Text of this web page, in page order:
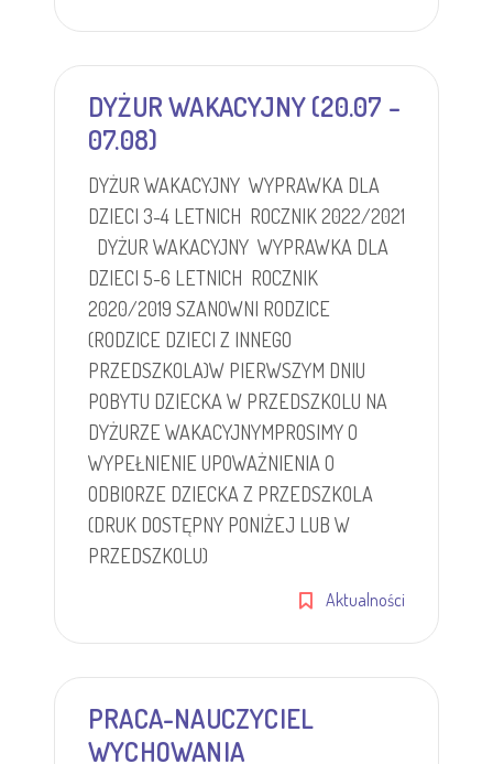
DYŻUR WAKACYJNY (20.07 –
07.08)
DYŻUR WAKACYJNY WYPRAWKA DLA
DZIECI 3-4 LETNICH ROCZNIK 2022/2021
DYŻUR WAKACYJNY WYPRAWKA DLA
DZIECI 5-6 LETNICH ROCZNIK
2020/2019 SZANOWNI RODZICE
(RODZICE DZIECI Z INNEGO
PRZEDSZKOLA)W PIERWSZYM DNIU
POBYTU DZIECKA W PRZEDSZKOLU NA
DYŻURZE WAKACYJNYMPROSIMY O
WYPEŁNIENIE UPOWAŻNIENIA O
ODBIORZE DZIECKA Z PRZEDSZKOLA
(DRUK DOSTĘPNY PONIŻEJ LUB W
PRZEDSZKOLU)
Aktualności
PRACA-NAUCZYCIEL
WYCHOWANIA